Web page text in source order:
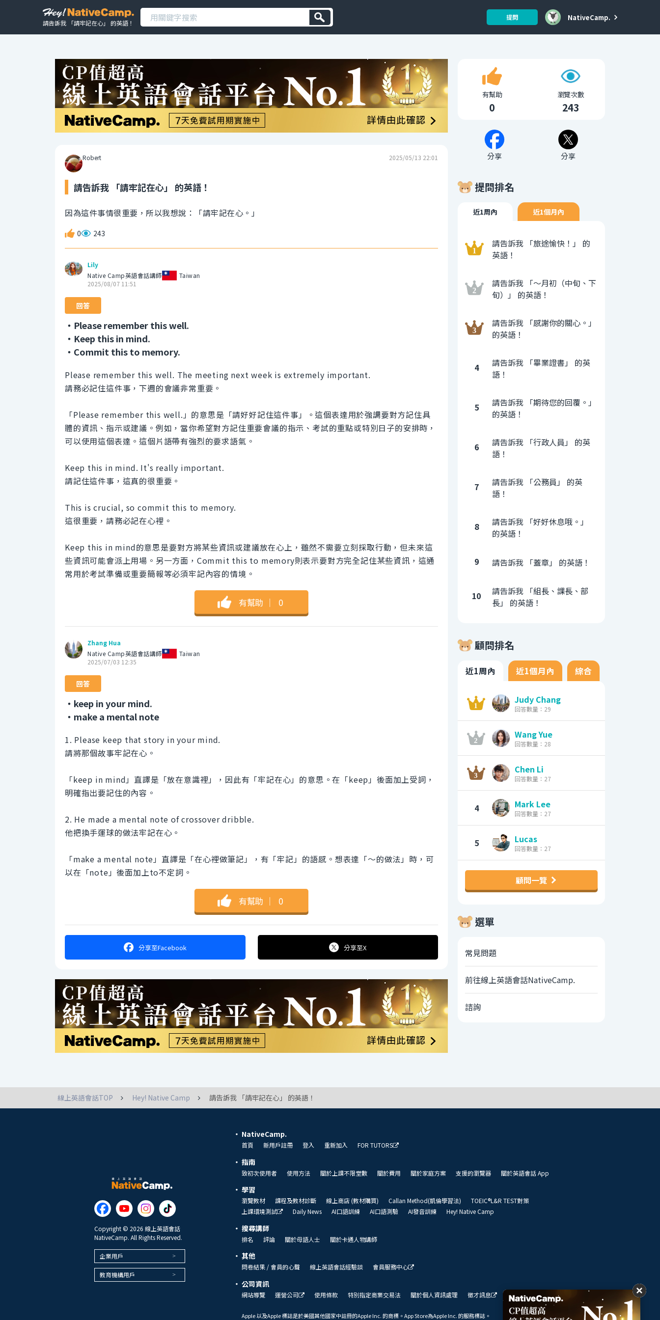
請告訴我 「請牢記在心」 的英語！
提問 NativeCamp.
Robert 2025/05/13 22:01
請告訴我 「請牢記在心」 的英語！
因為這件事情很重要，所以我想說：「請牢記在心。」
0 243
Lily
Native Camp英語會話講師
Taiwan
2025/08/07 11:51
回答
・Please remember this well.
・Keep this in mind.
・Commit this to memory.
Please remember this well. The meeting next week is extremely important.
請務必記住這件事，下週的會議非常重要。
「Please remember this well.」的意思是「請好好記住這件事」。這個表達用於強調要對方記住具
體的資訊、指示或建議。例如，當你希望對方記住重要會議的指示、考試的重點或特別日子的安排時，
可以使用這個表達。這個片語帶有強烈的要求語氣。
Keep this in mind. It's really important.
請記住這件事，這真的很重要。
This is crucial, so commit this to memory.
這很重要，請務必記在心裡。
Keep this in mind的意思是要對方將某些資訊或建議放在心上，雖然不需要立刻採取行動，但未來這
些資訊可能會派上用場。另一方面，Commit this to memory則表示要對方完全記住某些資訊，這通
常用於考試準備或重要簡報等必須牢記內容的情境。
有幫助 ｜ 0
Zhang Hua
Native Camp英語會話講師
Taiwan
2025/07/03 12:35
回答
・keep in your mind.
・make a mental note
1. Please keep that story in your mind.
請將那個故事牢記在心。
「keep in mind」直譯是「放在意識裡」，因此有「牢記在心」的意思。在「keep」後面加上受詞，
明確指出要記住的內容。
2. He made a mental note of crossover dribble.
他把換手運球的做法牢記在心。
「make a mental note」直譯是「在心裡做筆記」，有「牢記」的語感。想表達「～的做法」時，可
以在「note」後面加上to不定詞。
有幫助 ｜ 0
分享至Facebook 分享至X
有幫助
0
瀏覽次數
243
分享 分享
提問排名
近1周內 近1個月內
請告訴我 「旅途愉快！」 的
英語！
請告訴我 「〜月初（中旬、下
旬）」 的英語！
請告訴我 「感謝你的關心。」
的英語！
4
請告訴我 「畢業證書」 的英
語！
5
請告訴我 「期待您的回覆。」
的英語！
6
請告訴我 「行政人員」 的英
語！
7
請告訴我 「公務員」 的英
語！
8
請告訴我 「好好休息哦。」
的英語！
9 請告訴我 「蓋章」 的英語！
10
請告訴我 「組長、課長、部
長」 的英語！
顧問排名
近1周內 近1個月內 綜合
Judy Chang
回答數量：29
Wang Yue
回答數量：28
Chen Li
回答數量：27
4 Mark Lee
回答數量：27
5 Lucas
回答數量：27
顧問一覽
選單
常見問題
前往線上英語會話NativeCamp.
諮詢
線上英語會話TOP Hey! Native Camp 請告訴我 「請牢記在心」 的英語！
Copyright © 2026 線上英語會話
NativeCamp. All Rights Reserved.
企業用戶
教育機構用戶
NativeCamp.
首頁 新用戶註冊 登入 重新加入 FOR TUTORS
指南
致初次使用者 使用方法 關於上課不限堂數 關於費用 關於家庭方案 支援的瀏覽器 關於英語會話 App
學習
瀏覽教材 課程及教材診斷 線上商店 (教材購買) Callan Method(凱倫學習法)
TOEIC®L&R TEST對策
上課環境測試
Daily News AI口語訓練 AI口語測驗 AI發音訓練 Hey! Native Camp
搜尋講師
排名 評論 關於母語人士 關於卡通人物講師
其他
問卷結果 / 會員的心聲 線上英語會話經驗談 會員服務中心
公司資訊
網站導覽 運營公司 使用條款 特別指定商業交易法 關於個人資訊處理 徵才訊息 我們的展望
Apple 以及Apple 標誌是於美國其他國家中註冊的Apple Inc. 的商標。App Store為Apple Inc. 的服務標誌。